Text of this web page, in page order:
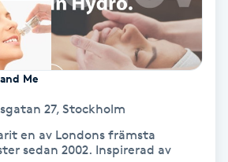
Me
27, Stockholm
en av Londons främsta
sedan 2002. Inspirerad av